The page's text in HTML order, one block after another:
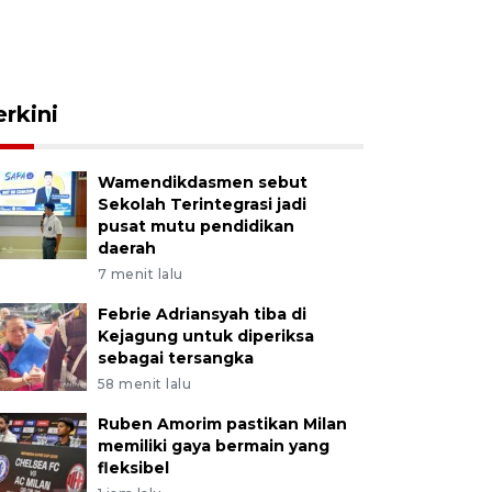
Wamendikdasmen sebut
Sekolah Terintegrasi jadi
pusat mutu pendidikan
daerah
7 menit lalu
Febrie Adriansyah tiba di
Kejagung untuk diperiksa
sebagai tersangka
58 menit lalu
Ruben Amorim pastikan Milan
memiliki gaya bermain yang
fleksibel